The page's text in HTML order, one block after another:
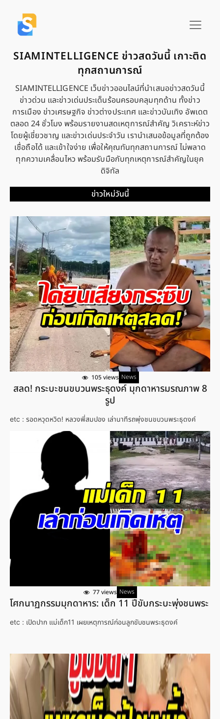
SIAMINTELLIGENCE ข่าวสดวันนี้ เกาะติด
ทุกสถานการณ์
SIAMINTELLIGENCE เว็บข่าวออนไลน์ที่นำเสนอข่าวสดวันนี้
ข่าวด่วน และข่าวเด่นประเด็นร้อนครอบคลุมทุกด้าน ทั้งข่าว
การเมือง ข่าวเศรษฐกิจ ข่าวต่างประเทศ และข่าวบันเทิง อัพเดต
ตลอด 24 ชั่วโมง พร้อมรายงานสดเหตุการณ์สำคัญ วิเคราะห์ข่าว
โดยผู้เชี่ยวชาญ และข่าวเด่นประจำวัน เรานำเสนอข้อมูลที่ถูกต้อง
เชื่อถือได้ และเข้าใจง่าย เพื่อให้คุณทันทุกสถานการณ์ ไม่พลาด
ทุกความเคลื่อนไหว พร้อมรับมือกับทุกเหตุการณ์สำคัญในยุค
ดิจิทัล
ข่าวใหม่วันนี้
105 views News
สลด! กระบะชนขบวนพระธุดงค์ มุกดาหารมรณภาพ 8
รูป
etc : รอดหวุดหวิด! หลวงพี่สมปอง เล่านาทีรถพุ่งชนขบวนพระธุดงค์
77 views News
โศกนาฏกรรมมุกดาหาร: เด็ก 11 ปีขับกระบะพุ่งชนพระ
etc : เปิดปาก แม่เด็ก11 เผยเหตุการณ์ก่อนลูกขับชนพระธุดงค์
ข่าวและบทความ ประจำสัปดาห์